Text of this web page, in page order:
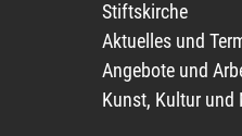
Stiftskirche
Aktuelles und
Angebote und
Kunst, Kultur und